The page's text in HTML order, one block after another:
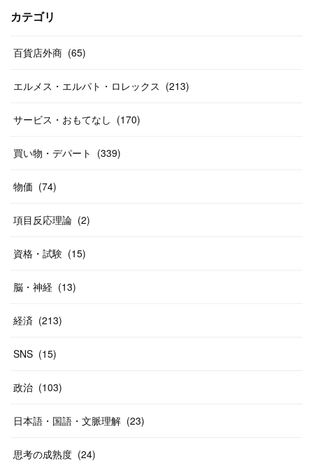
(17
(12)
(13
(14)
(29
(24)
(26
(26
(20)
(14
(46
(55
(38)
(20
(31
58)
10
(33
(46)
(20
カテゴリ
百貨店外商 (65)
エルメス・エルパト・ロレックス (213)
サービス・おもてなし (170)
買い物・デパート (339)
物価 (74)
項目反応理論 (2)
資格・試験 (15)
脳・神経 (13)
経済 (213)
SNS (15)
政治 (103)
日本語・国語・文脈理解 (23)
思考の成熟度 (24)